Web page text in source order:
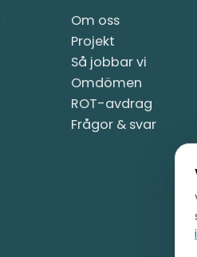
Om oss
Projekt
Så jobbar vi
Omdömen
ROT-avdrag
Frågor & svar